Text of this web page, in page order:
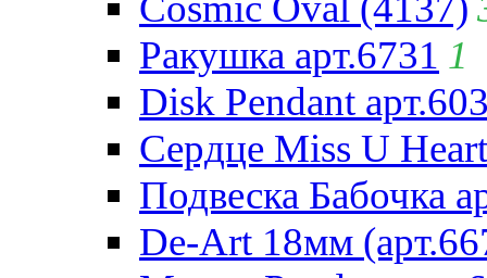
Ракушка арт.6731 1
Disk Pendant
Сердце Miss U
Подвеска Бабочка
De-Art 18мм